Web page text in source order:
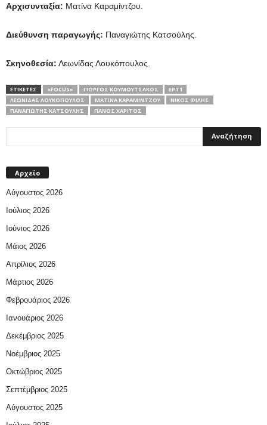
Αρχισυνταξία: Ματίνα Καραμίντζου.
Διεύθυνση παραγωγής: Παναγιώτης Κατσούλης.
Σκηνοθεσία: Λεωνίδας Λουκόπουλος.
ΕΤΙΚΕΤΕΣ «FOCUS» ΓΙΏΡΓΟΣ ΚΟΥΜΟΥΤΣΆΚΟΣ
ΕΡΤ1
ΛΕΩΝΊΔΑΣ ΛΟΥΚΌΠΟΥΛΟΣ
ΜΑΤΊΝΑ ΚΑΡΑΜΊΝΤΖΟΥ
ΝΊΚΟΣ ΦΊΛΗΣ
ΠΑΝΑΓΙΏΤΗΣ ΚΑΤΣΟΎΛΗΣ
ΠΆΝΟΣ ΧΑΡΊΤΟΣ
Αρχείο
Αύγουστος 2026
Ιούλιος 2026
Ιούνιος 2026
Μάιος 2026
Απρίλιος 2026
Μάρτιος 2026
Φεβρουάριος 2026
Ιανουάριος 2026
Δεκέμβριος 2025
Νοέμβριος 2025
Οκτώβριος 2025
Σεπτέμβριος 2025
Αύγουστος 2025